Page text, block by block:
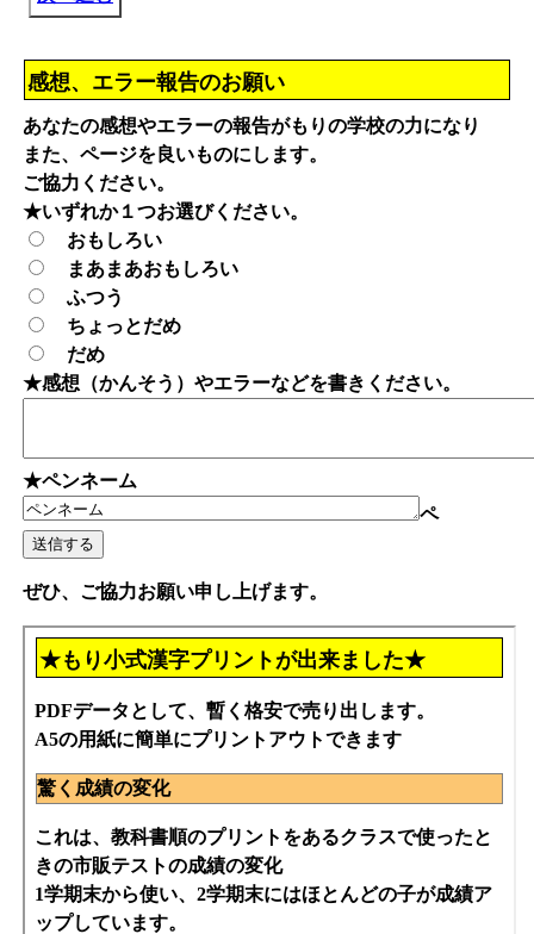
感想、エラー報告のお願い
あなたの感想やエラーの報告がもりの学校の力になり
また、ページを良いものにします。
ご協力ください。
★いずれか１つお選びください。
おもしろい
まあまあおもしろい
ふつう
ちょっとだめ
だめ
★感想（かんそう）やエラーなどを書きください。
★ペンネーム
ペ
ぜひ、ご協力お願い申し上げます。